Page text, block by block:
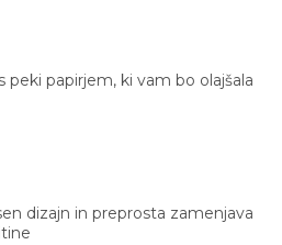
peki papirjem, ki vam bo olajšala
dizajn in preprosta zamenjava